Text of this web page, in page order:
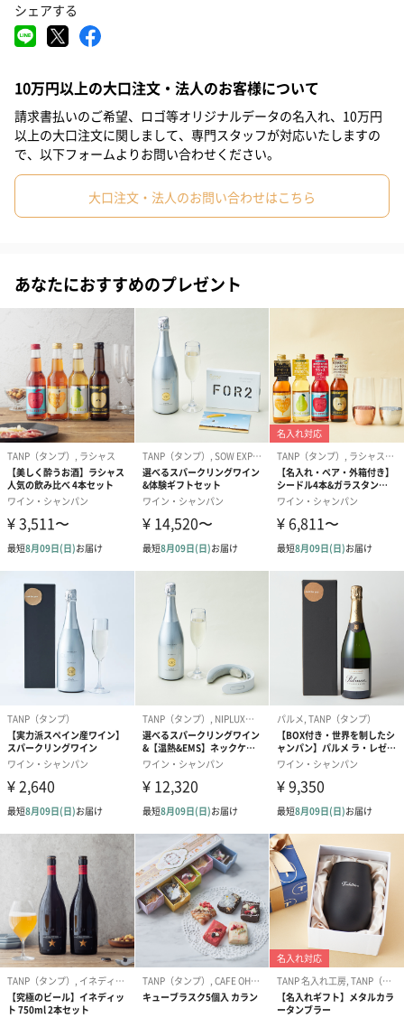
厳選されたオイル漬けと一緒に
おつまみにもこだわりたい、そんな要望にお応えしてオイル漬け
専門店からバイヤーこだわりのオイル漬けなどをオプションとし
て用意しました。
お酒だけでは物足りない、マリアージュも楽しんで欲しい、そん
な時は是非ご一緒にプレゼントしてみてはいかがでしょうか。
原材料
シャルドネ
アルコール度
12.5%
ご注意事項
20歳未満の方への酒類の販売はいたしません。
原産国
イタリア
商品オプション情報
紙袋
お渡し用の紙袋です。
商品に合わせたサイズをお届けします。
あり（280円）
メッセージカード（通常・写真・グリーティング）
誕生日や結婚祝い・出産祝いなど、様々なシーンのメッセージカ
ードを同梱します。
メッセージカードや封筒のデザインは一部変更する場合がありま
す。
#パーティー
#バレンタイン
#引っ越し祝い #自分へのご褒美 #退職祝い #同僚男性
#親戚女性 #親戚男性 #取引先女性 #取引先男性 #義母
#義父 #部下女性 #部下男性 #娘 #息子
#女子大学生 #彼女 #同僚女性 #上司男性
#女性 #男性 #男友達 #女友達
#40代
#80代 #90代
シェアする
10万円以上の大口注文・法人のお客様について
請求書払いのご希望、ロゴ等オリジナルデータの名入れ、10万円
以上の大口注文に関しまして、専門スタッフが対応いたしますの
で、以下フォームよりお問い合わせください。
大口注文・法人のお問い合わせはこちら
あなたにおすすめのプレゼント